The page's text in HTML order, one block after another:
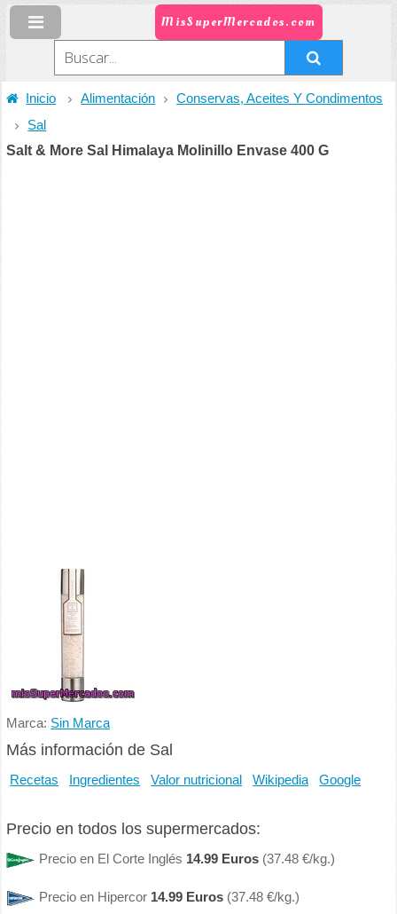
MisSuperMercados.com
Inicio Alimentación
Conservas, Aceites Y Condimentos
Sal
Salt & More Sal Himalaya Molinillo Envase 400 G
Marca: Sin Marca
Más información de Sal
Recetas Ingredientes Valor nutricional Wikipedia Google
Precio en todos los supermercados:
Precio en El Corte Inglés 14.99 Euros (37.48 €/kg.)
Precio en Hipercor 14.99 Euros (37.48 €/kg.)